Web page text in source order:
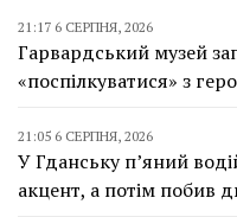
21:17 6 СЕРПНЯ, 2026
Гарвардський музей
«поспілкуватися» з
21:05 6 СЕРПНЯ, 2026
У Гданську п’яний
акцент, а потім побив